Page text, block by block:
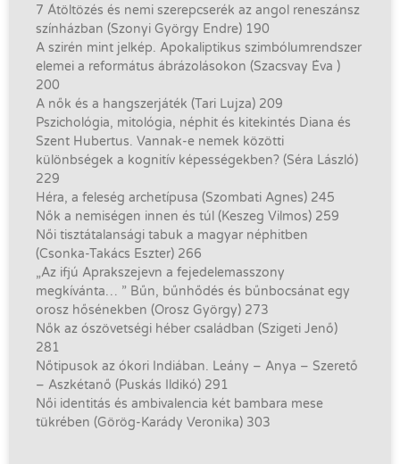
7 Átöltözés és nemi szerepcserék az angol reneszánsz
színházban (Szonyi György Endre) 190
A szirén mint jelkép. Apokaliptikus szimbólumrendszer
elemei a református ábrázolásokon (Szacsvay Éva )
200
A nők és a hangszerjáték (Tari Lujza) 209
Pszichológia, mitológia, néphit és kitekintés Diana és
Szent Hubertus. Vannak-e nemek közötti
különbségek a kognitív képességekben? (Séra László)
229
Héra, a feleség archetípusa (Szombati Agnes) 245
Nők a nemiségen innen és túl (Keszeg Vilmos) 259
Női tisztátalansági tabuk a magyar néphitben
(Csonka-Takács Eszter) 266
„Az ifjú Aprakszejevn a fejedelemasszony
megkívánta… ” Bűn, bűnhődés és bűnbocsánat egy
orosz hősénekben (Orosz György) 273
Nők az ószövetségi héber családban (Szigeti Jenő)
281
Nőtipusok az ókori Indiában. Leány – Anya – Szerető
– Aszkétanő (Puskás Ildikó) 291
Női identitás és ambivalencia két bambara mese
tükrében (Görög-Karády Veronika) 303